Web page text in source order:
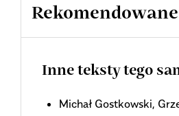
Inne teksty tego
Michał Gostkowski,